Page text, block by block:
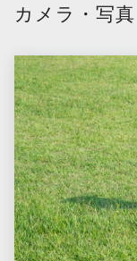
カメラ・写真